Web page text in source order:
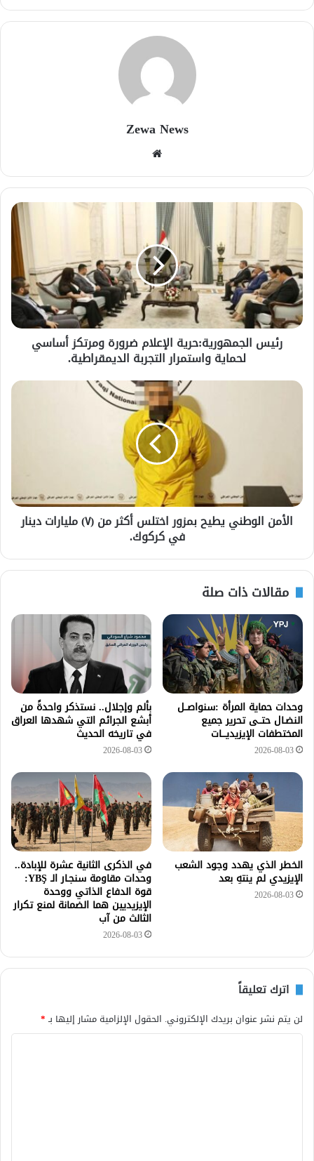
Zewa News
رئيس الجمهورية:حرية الإعلام ضرورة ومرتكز أساسي
لحماية واستمرار التجربة الديمقراطية.
الأمن الوطني يطيح بمزور اختلس أكثر من (٧) مليارات دينار
في كركوك.
مقالات ذات صلة
وحدات حماية المرأة :سنواصــل
النضـال حتــى تحرير جميع
المختطفات الإيزيديـــات
2026-08-03
بألم وإجلال.. نستذكر واحدةً من
أبشع الجرائم التي شهدها العراق
في تاريخه الحديث
2026-08-03
الخطر الذي يهدد وجود الشعب
الإيزيدي لم ينتهِ بعد
2026-08-03
في الذكرى الثانية عشرة للإبادة..
وحدات مقاومة سنجـار الـ YBŞ:
قوة الدفاع الذاتي ووحدة
الإيزيديين هما الضمانة لمنع تكرار
الثالث من آب
2026-08-03
اترك تعليقاً
لن يتم نشر عنوان بريدك الإلكتروني. الحقول الإلزامية مشار إليها بـ*